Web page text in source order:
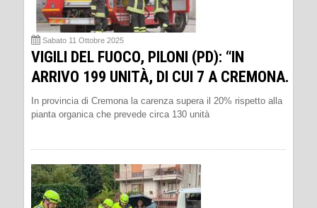
Sabato 11 Ottobre 2025
VIGILI DEL FUOCO, PILONI (PD): “IN
ARRIVO 199 UNITÀ, DI CUI 7 A CREMONA.
In provincia di Cremona la carenza supera il 20% rispetto alla
pianta organica che prevede circa 130 unità